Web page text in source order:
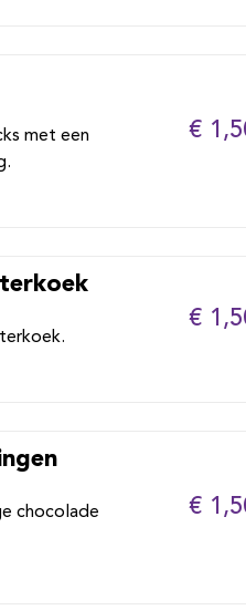
met een
€
€
chocolade
€